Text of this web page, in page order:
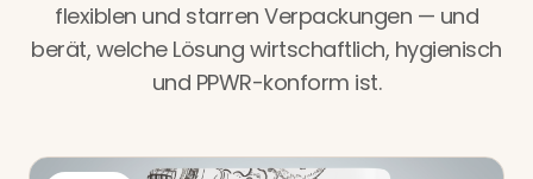
flexiblen und starren Verpackungen — und
berät, welche Lösung wirtschaftlich, hygienisch
und PPWR-konform ist.